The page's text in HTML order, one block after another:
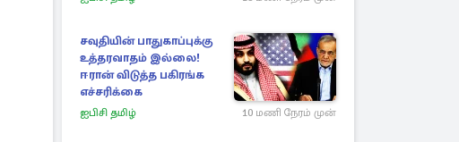
சவுதியின் பாதுகாப்புக்கு
உத்தரவாதம் இல்லை!
ஈரான் விடுத்த பகிரங்க
எச்சரிக்கை
ஐபிசி தமிழ் 10 மணி நேரம் முன்